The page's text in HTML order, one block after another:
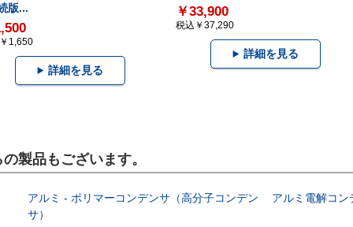
版...
1,650
詳細を見る
￥33,900
税込￥37,290
詳細を見る
製品もございます。
アルミ - ポリマーコンデンサ（高分子コンデン
サ）
アルミ電解コン